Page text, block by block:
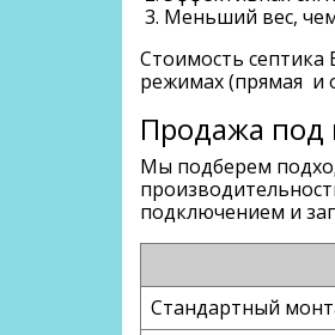
Меньший вес,
Стоимость
режимах (прямая и
Продажа под
Мы подберем
подключением и
Стандартный